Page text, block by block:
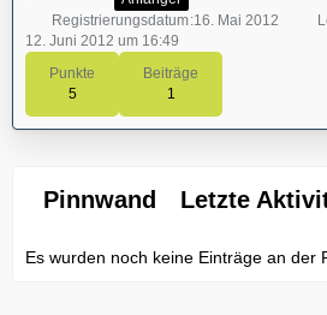
Punkte
5
Beiträge
1
Registrierungsdatum 16. Mai 2012
12. Juni 2012 um 16:49
Pinnwand Letzte
Es wurden noch keine Einträge an der